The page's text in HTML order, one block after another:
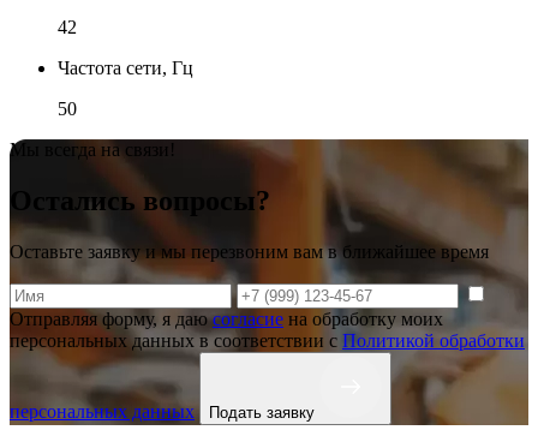
42
Частота сети, Гц
50
Мы всегда на связи!
Остались вопросы?
Оставьте заявку и мы перезвоним вам в ближайшее время
Отправляя форму, я даюсогласие на обработку моих
персональных данных в соответствии с Политикой обработки
персональных данных Подать заявку